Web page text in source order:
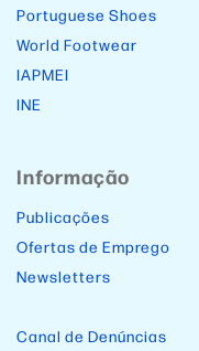
Portuguese Shoes
World Footwear
IAPMEI
INE
Informação
Publicações
Ofertas de Emprego
Newsletters
Canal de Denúncias